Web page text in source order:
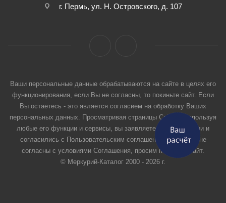
г. Пермь, ул. Н. Островского, д. 107
Ваши персональные данные обрабатываются на сайте в целях его
функционирования, если Вы не согласны, то покиньте сайт. Если
Вы остаетесь - это является согласием на обработку Ваших
персональных данных. Просматривая страницы Сайта и используя
любые его функции и сервисы, вы заявляете, что прочитали и
согласились с Пользовательским соглашением. Если вы не
согласны с условиями Соглашения, просим покинуть Сайт.
© Меркурий-Каталог 2000 - 2026 г.